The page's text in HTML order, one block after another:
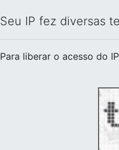
Seu IP fez diversas
Para liberar o acesso do IP